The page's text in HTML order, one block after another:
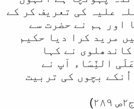
علیہ کی تعریف کر کے
اور ہم نے حضرت سے
مرید کرا دیا حکیم
نے کہا
النِّسَاء آپ نے
بچوں کی تربیت